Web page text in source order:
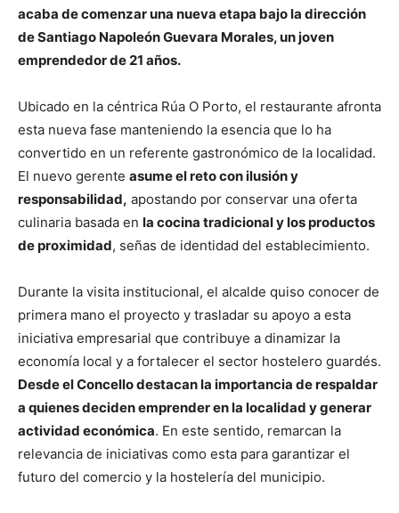
acaba de comenzar una nueva etapa bajo la dirección
de Santiago Napoleón Guevara Morales, un joven
emprendedor de 21 años.
Ubicado en la céntrica Rúa O Porto, el restaurante afronta
esta nueva fase manteniendo la esencia que lo ha
convertido en un referente gastronómico de la localidad.
El nuevo gerente asume el reto con ilusión y
responsabilidad, apostando por conservar una oferta
culinaria basada en la cocina tradicional y los productos
de proximidad, señas de identidad del establecimiento.
Durante la visita institucional, el alcalde quiso conocer de
primera mano el proyecto y trasladar su apoyo a esta
iniciativa empresarial que contribuye a dinamizar la
economía local y a fortalecer el sector hostelero guardés.
Desde el Concello destacan la importancia de respaldar
a quienes deciden emprender en la localidad y generar
actividad económica. En este sentido, remarcan la
relevancia de iniciativas como esta para garantizar el
futuro del comercio y la hostelería del municipio.